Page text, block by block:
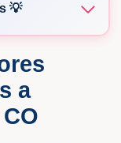
💡
a